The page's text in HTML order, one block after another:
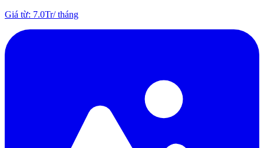
Giá từ: 7.0Tr/tháng